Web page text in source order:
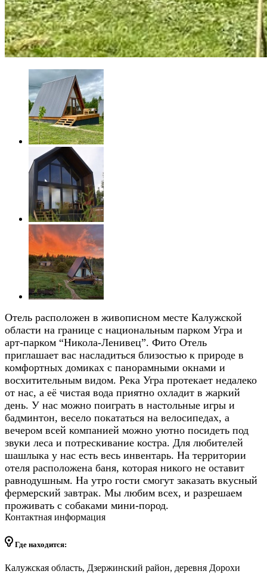
Отель расположен в живописном месте Калужской
области на границе с национальным парком Угра и
арт-парком “Никола-Ленивец”. Фито Отель
приглашает вас насладиться близостью к природе в
комфортных домиках с панорамными окнами и
восхитительным видом. Река Угра протекает недалеко
от нас, а её чистая вода приятно охладит в жаркий
день. У нас можно поиграть в настольные игры и
бадминтон, весело покататься на велосипедах, а
вечером всей компанией можно уютно посидеть под
звуки леса и потрескивание костра. Для любителей
шашлыка у нас есть весь инвентарь. На территории
отеля расположена баня, которая никого не оставит
равнодушным. На утро гости смогут заказать вкусный
фермерский завтрак. Мы любим всех, и разрешаем
проживать с собаками мини-пород.
Контактная информация
Где находится:
Калужская область, Дзержинский район, деревня Дорохи